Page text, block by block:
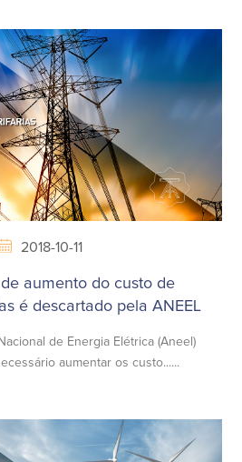
2018-10-11
aumento do custo de
é descartado pela ANEEL
de Energia Elétrica (Aneel)
aumentar os custo......